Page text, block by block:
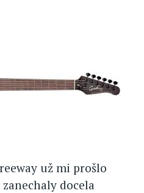
už mi prošlo
docela